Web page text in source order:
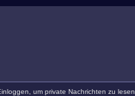
um private Nachrichten zu lesen